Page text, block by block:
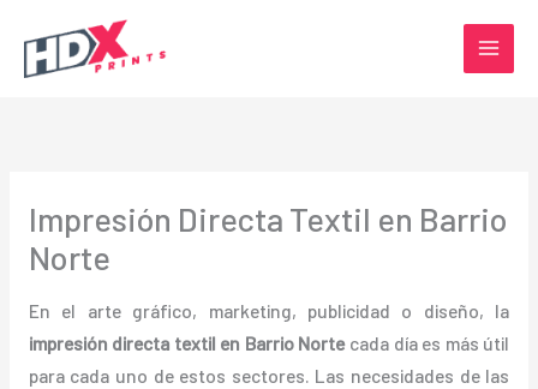
contenido
Impresión Directa Textil en Barrio
Norte
En el arte gráfico, marketing, publicidad o diseño, la
impresión directa textil en Barrio Nortecada día es más útil
para cada uno de estos sectores. Las necesidades de las